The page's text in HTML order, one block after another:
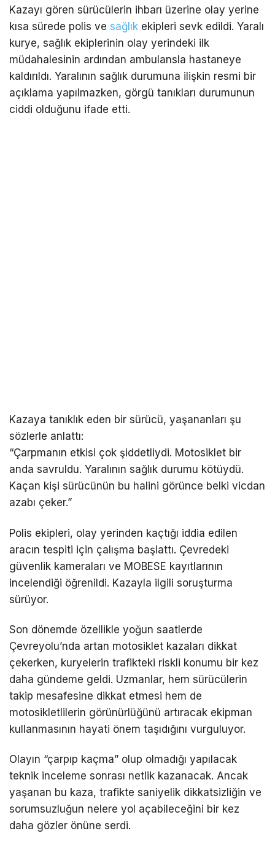
Kazayı gören sürücülerin ihbarı üzerine olay yerine
kısa sürede polis ve sağlık ekipleri sevk edildi. Yaralı
kurye, sağlık ekiplerinin olay yerindeki ilk
müdahalesinin ardından ambulansla hastaneye
kaldırıldı. Yaralının sağlık durumuna ilişkin resmi bir
açıklama yapılmazken, görgü tanıkları durumunun
ciddi olduğunu ifade etti.
Kazaya tanıklık eden bir sürücü, yaşananları şu
sözlerle anlattı:
“Çarpmanın etkisi çok şiddetliydi. Motosiklet bir
anda savruldu. Yaralının sağlık durumu kötüydü.
Kaçan kişi sürücünün bu halini görünce belki vicdan
azabı çeker.”
Polis ekipleri, olay yerinden kaçtığı iddia edilen
aracın tespiti için çalışma başlattı. Çevredeki
güvenlik kameraları ve MOBESE kayıtlarının
incelendiği öğrenildi. Kazayla ilgili soruşturma
sürüyor.
Son dönemde özellikle yoğun saatlerde
Çevreyolu’nda artan motosiklet kazaları dikkat
çekerken, kuryelerin trafikteki riskli konumu bir kez
daha gündeme geldi. Uzmanlar, hem sürücülerin
takip mesafesine dikkat etmesi hem de
motosikletlilerin görünürlüğünü artıracak ekipman
kullanmasının hayati önem taşıdığını vurguluyor.
Olayın “çarpıp kaçma” olup olmadığı yapılacak
teknik inceleme sonrası netlik kazanacak. Ancak
yaşanan bu kaza, trafikte saniyelik dikkatsizliğin ve
sorumsuzluğun nelere yol açabileceğini bir kez
daha gözler önüne serdi.